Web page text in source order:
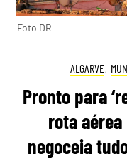
Foto DR
ALGARVE,
Pronto para
rota
negoceia